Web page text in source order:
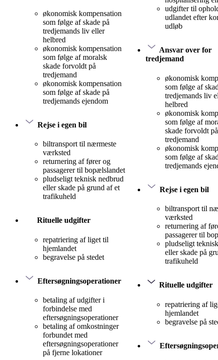
økonomisk kompensation
som følge af skade på
tredjemands liv eller
helbred
økonomisk kompensation
som følge af moralsk
skade forvoldt på
tredjemand
økonomisk kompensation
som følge af skade på
tredjemands ejendom
Rejse i egen bil
biltransport til nærmeste
værksted
returnering af fører og
passagerer til bopælslandet
pludseligt teknisk nedbrud
eller skade på grund af et
trafikuheld
Rituelle udgifter
repatriering af liget til
hjemlandet
begravelse på stedet
Eftersøgningsoperationer
betaling af udgifter i
forbindelse med
eftersøgningsoperationer
betaling af omkostninger
forbundet med
eftersøgningsoperationer
på fjerne lokationer
udgifter til
udlandet efter
udløb
Ansvar over for
tredjemand
økonomisk
som følge af
tredjemands liv
helbred
økonomisk
som følge af
skade forvoldt på
tredjemand
økonomisk
som følge af
tredjemands
Rejse i egen bil
biltransport til
værksted
returnering af
passagerer til
pludseligt
eller skade på
trafikuheld
Rituelle udgifter
repatriering af
hjemlandet
begravelse på